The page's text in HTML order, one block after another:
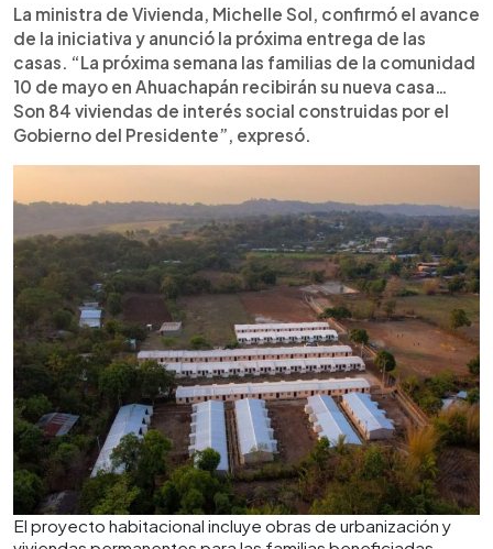
incluyeron construcción de casas y trabajos de
urbanización para ofrecer un entorno seguro y
funcional. Según las autoridades, las familias
también recibirán escrituras de propiedad. La
ministra Michelle Sol afirmó que el proyecto busca
brindar una solución definitiva a personas que
vivían en terrenos privados y fortalecer el sentido
comunidad.
La ministra de Vivienda, Michelle Sol, confirmó el avance
de la iniciativa y anunció la próxima entrega de las
casas. “La próxima semana las familias de la comunidad
10 de mayo en Ahuachapán recibirán su nueva casa…
Son 84 viviendas de interés social construidas por el
Gobierno del Presidente”, expresó.
El proyecto habitacional incluye obras de urbanización y